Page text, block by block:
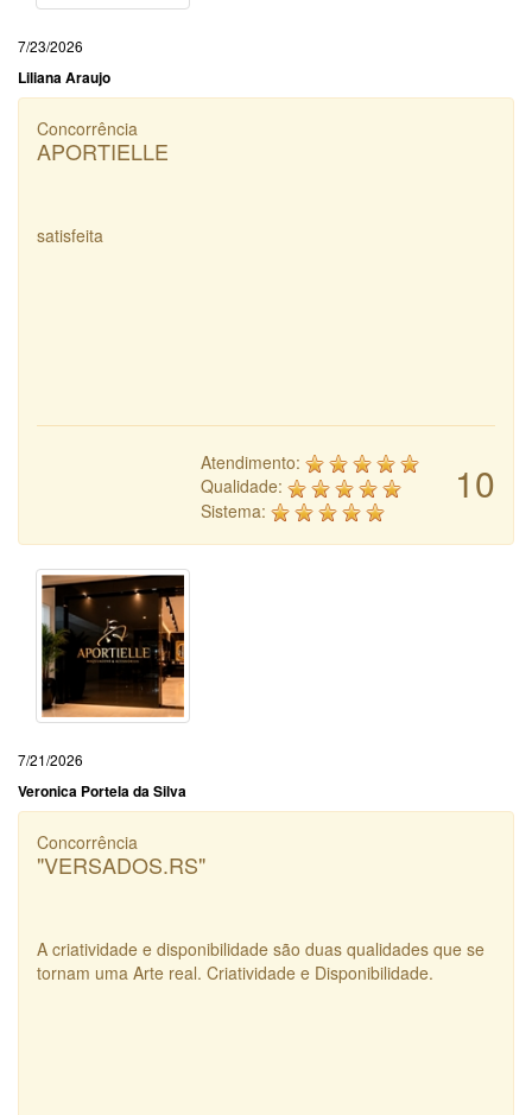
7/23/2026
Liliana Araujo
Concorrência
APORTIELLE
satisfeita
10
Atendimento:
Qualidade:
Sistema:
7/21/2026
Veronica Portela da Silva
Concorrência
"VERSADOS.RS"
A criatividade e disponibilidade são duas qualidades que se
tornam uma Arte real. Criatividade e Disponibilidade.